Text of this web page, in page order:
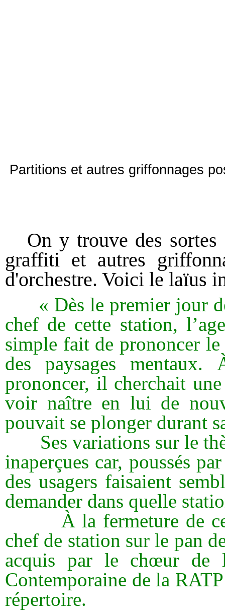
Partitions et autres griffonnages
On y trouve des sortes
graffiti et autres
d'orchestre. Voici le laïus
« Dès le premier jour
chef de cette station,
simple fait de prononcer
des paysages
prononcer, il cherchait
voir naître en lui de
pouvait se plonger durant
Ses variations sur le
inaperçues car, poussés
des usagers faisaient
demander dans quelle
À la fermeture de ce
chef de station sur le pan
acquis par le chœur de
Contemporaine de la
répertoire.